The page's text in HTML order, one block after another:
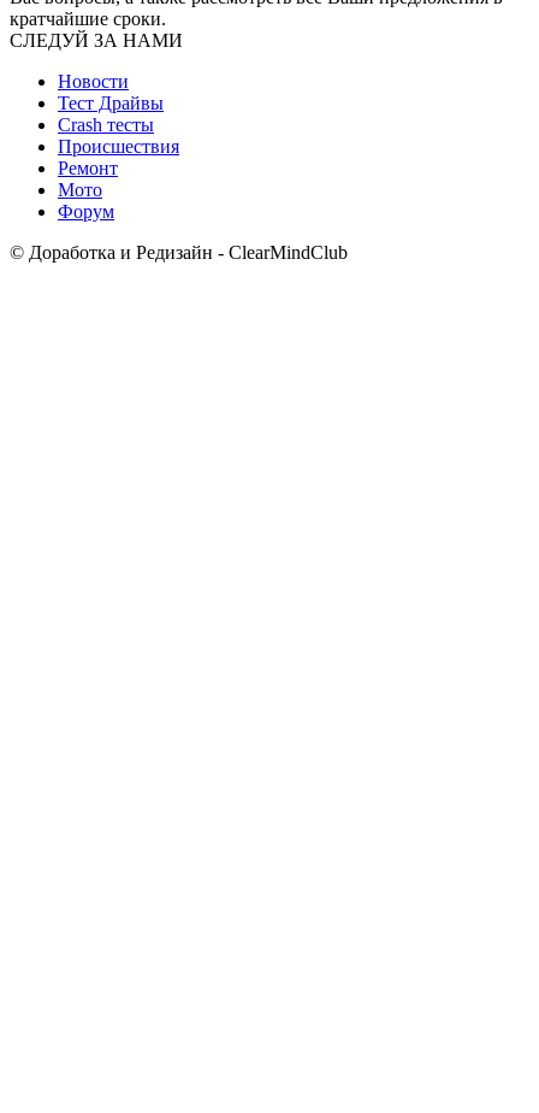
кратчайшие сроки.
СЛЕДУЙ ЗА НАМИ
Новости
Тест Драйвы
Crash тесты
Происшествия
Ремонт
Мото
Форум
© Доработка и Редизайн - ClearMindClub